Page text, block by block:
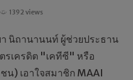
1392 views
นิถานานนท์ ผู้ช่วยประธาน
รเครดิต "เคทีซี" หรือ
น) เอาใจสมาชิก MAAI